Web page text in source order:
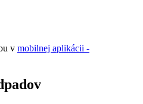
v mobilnej aplikácii -